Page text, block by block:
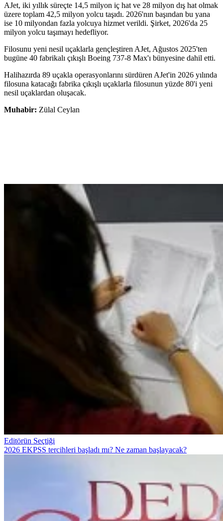
AJet, iki yıllık süreçte 14,5 milyon iç hat ve 28 milyon dış hat olmak
üzere toplam 42,5 milyon yolcu taşıdı. 2026'nın başından bu yana
ise 10 milyondan fazla yolcuya hizmet verildi. Şirket, 2026'da 25
milyon yolcu taşımayı hedefliyor.
Filosunu yeni nesil uçaklarla gençleştiren AJet, Ağustos 2025'ten
bugüne 40 fabrikalı çıkışlı Boeing 737-8 Max'ı bünyesine dahil etti.
Halihazırda 89 uçakla operasyonlarını sürdüren AJet'in 2026 yılında
filosuna katacağı fabrika çıkışlı uçaklarla filosunun yüzde 80'i yeni
nesil uçaklardan oluşacak.
Muhabir: Zülal Ceylan
Editörün Seçtiği
2026 EKPSS tercihleri başladı mı? Ne zaman başlayacak?